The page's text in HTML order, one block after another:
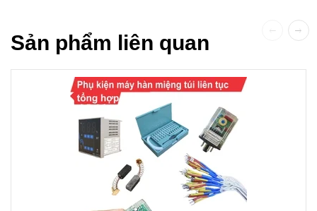
Sản phẩm liên quan